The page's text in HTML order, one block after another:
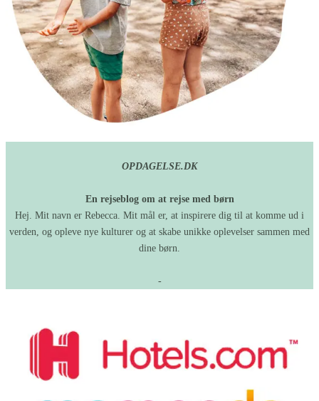
OPDAGELSE.DK
En rejseblog om at rejse med børn
Hej. Mit navn er Rebecca. Mit mål er, at inspirere dig til at komme ud i
verden, og opleve nye kulturer og at skabe unikke oplevelser sammen med
dine børn.
-